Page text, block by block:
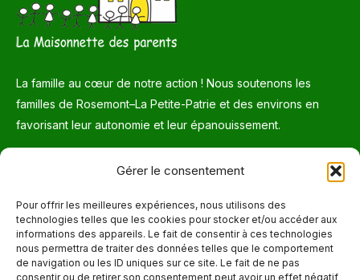
Gérer le consentement
Pour offrir les meilleures expériences, nous utilisons des
technologies telles que les cookies pour stocker et/ou accéder aux
informations des appareils. Le fait de consentir à ces technologies
nous permettra de traiter des données telles que le comportement
de navigation ou les ID uniques sur ce site. Le fait de ne pas
consentir ou de retirer son consentement peut avoir un effet négatif
La famille au cœur de notre action ! Nous soutenons les
familles de Rosemont–La Petite-Patrie et des environs en
favorisant leur autonomie et leur épanouissement.
Courriel
info@maisonnettedesparents.org